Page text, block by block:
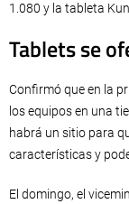
1.080 y la tableta
Tablets se
Confirmó que en la
los equipos en una
habrá un sitio para
características y
El domingo, el